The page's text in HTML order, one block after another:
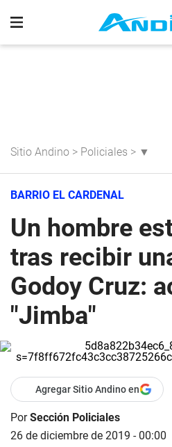
Sitio Andino > Policiales > ▼
BARRIO EL CARDENAL
Un hombre
tras recibir
Godoy Cruz:
"Jimba"
Agregar Sitio Andino en
PorSección Policiales
26 de diciembre de 2019 - 00:00